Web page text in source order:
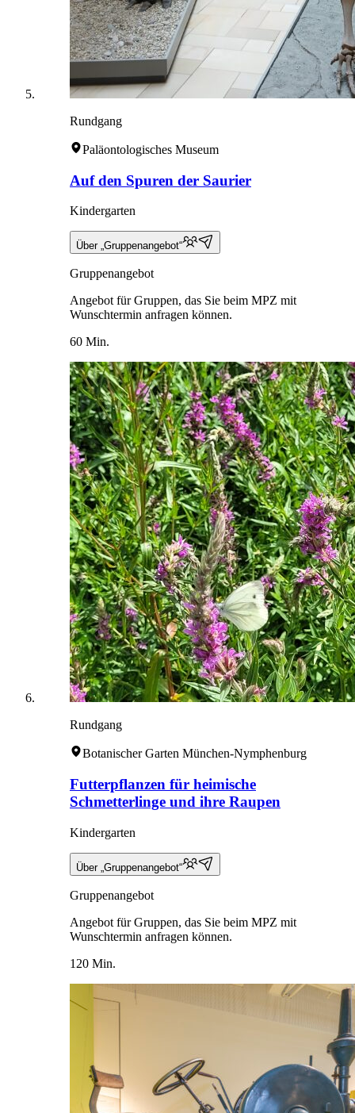
Rundgang
Paläontologisches Museum
Auf den Spuren der Saurier
Kindergarten
Über „Gruppenangebot“
Gruppenangebot
Angebot für Gruppen, das Sie beim MPZ mit
Wunschtermin anfragen können.
60 Min.
Rundgang
Botanischer Garten München-Nymphenburg
Futterpflanzen für heimische
Schmetterlinge und ihre Raupen
Kindergarten
Über „Gruppenangebot“
Gruppenangebot
Angebot für Gruppen, das Sie beim MPZ mit
Wunschtermin anfragen können.
120 Min.